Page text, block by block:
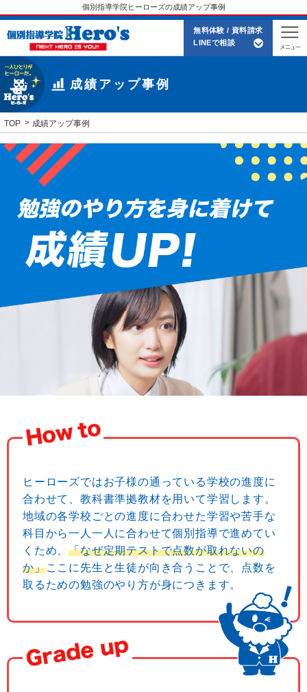
個別指導学院ヒーローズの成績アップ事例
無料体験 / 資料請求
LINEで相談
成績アップ事例
TOP 成績アップ事例
ヒーローズではお子様の通っている学校の進度に
合わせて、教科書準拠教材を用いて学習します。
地域の各学校ごとの進度に合わせた学習や苦手な
科目から一人一人に合わせて個別指導で進めてい
くため、「なぜ定期テストで点数が取れないの
か」ここに先生と生徒が向き合うことで、点数を
取るための勉強のやり方が身につきます。